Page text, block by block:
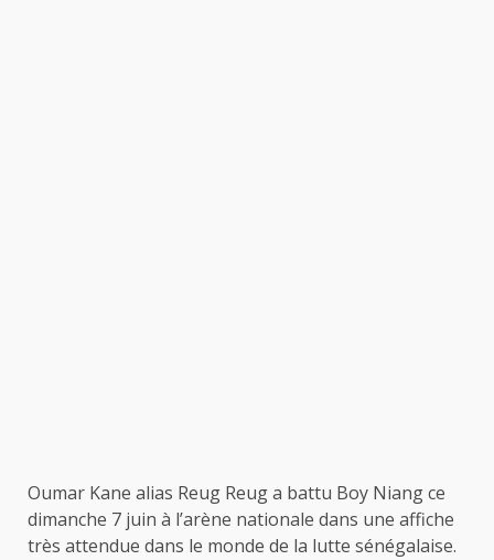
Oumar Kane alias Reug Reug a battu Boy Niang ce
dimanche 7 juin à l’arène nationale dans une affiche
très attendue dans le monde de la lutte sénégalaise.